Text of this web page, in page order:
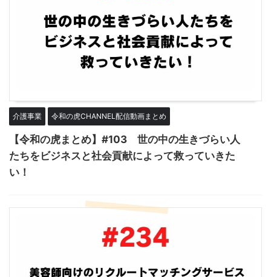
介護事業 令和の虎CHANNEL配信動画まとめ
【令和の虎まとめ】#103 世の中の生きづらい人
たちをビジネスと社会貢献によって救っていきた
い！